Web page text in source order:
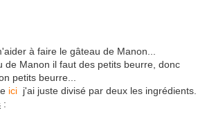
à faire le gâteau de Manon...
de Manon il faut des petits beurre, donc
petits beurre...
ici j'ai juste divisé par deux les ingrédients.
: